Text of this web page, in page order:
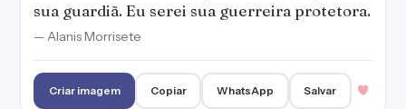
sua guardiã. Eu serei sua guerreira protetora.
— Alanis Morrisete
Criar imagem Copiar WhatsApp Salvar